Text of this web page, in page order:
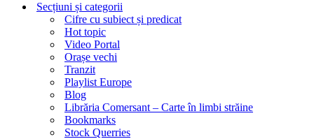
Secțiuni și categorii
Cifre cu subiect și predicat
Hot topic
Video Portal
Orașe vechi
Tranzit
Playlist Europe
Blog
Librăria Comersant – Carte în limbi străine
Bookmarks
Stock Querries